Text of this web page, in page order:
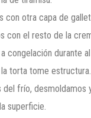
con otra capa de
con el resto de la
congelación durante
torta tome estructura.
del frío, desmoldamos
superficie.